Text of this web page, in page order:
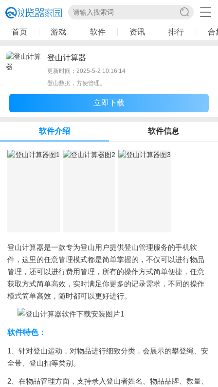
首页 游戏 软件 资讯 排行 合
登山计算器
更新时间：2025-5-2 10:16:14
登山数据，方便管理。
立即下载
软件介绍 软件信息
登山计算器是一款专为登山用户提供登山管理服务的手机软
件，这里的任意管理模式都是简单掌握的，不仅可以进行物品
管理，还可以进行费用管理，所有的操作方式简单便捷，任意
获取方式简单高效，实时满足你更多的记录需求，不同的操作
模式简单高效，随时都可以更好进行。
软件特色：
1、针对登山运动，对物品进行细致分类，会展示的攀登绳、安
全带、登山扣等类别。
2、在物品管理方面，支持录入登山者姓名、物品品牌、数量、